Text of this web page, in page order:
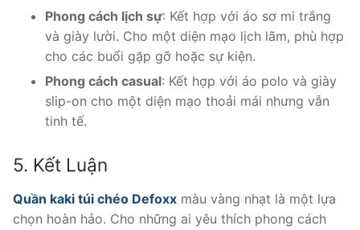
Phong cách lịch sự: Kết hợp với áo sơ mi trắng
và giày lười. Cho một diện mạo lịch lãm, phù hợp
cho các buổi gặp gỡ hoặc sự kiện.
Phong cách casual: Kết hợp với áo polo và giày
slip-on cho một diện mạo thoải mái nhưng vẫn
tinh tế.
5. Kết Luận
Quần kaki túi chéo Defoxx màu vàng nhạt là một lựa
chọn hoàn hảo. Cho những ai yêu thích phong cách